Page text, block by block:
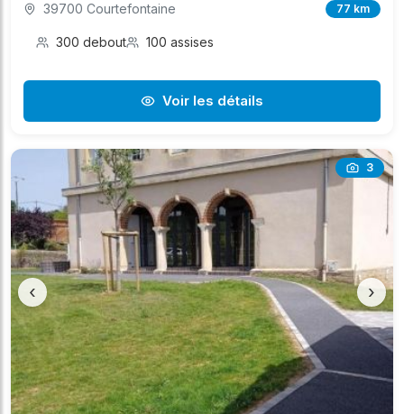
39700 Courtefontaine 77 km
300 debout 100 assises
Voir les détails
3
‹ ›